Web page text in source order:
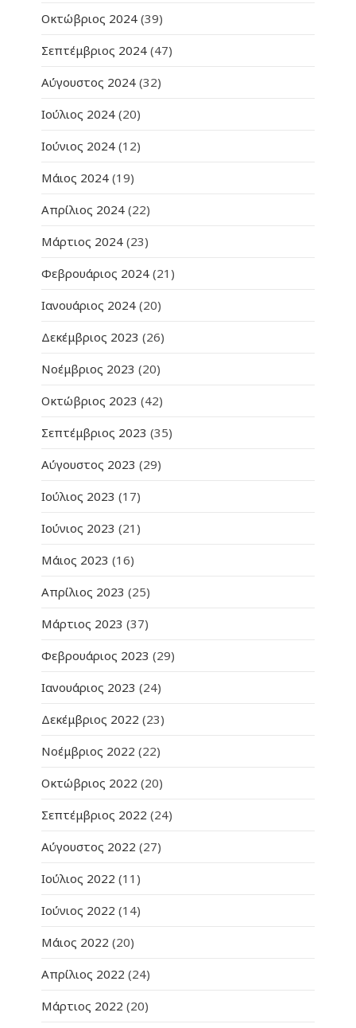
Οκτώβριος 2024 (39)
Σεπτέμβριος 2024 (47)
Αύγουστος 2024 (32)
Ιούλιος 2024 (20)
Ιούνιος 2024 (12)
Μάιος 2024 (19)
Απρίλιος 2024 (22)
Μάρτιος 2024 (23)
Φεβρουάριος 2024 (21)
Ιανουάριος 2024 (20)
Δεκέμβριος 2023 (26)
Νοέμβριος 2023 (20)
Οκτώβριος 2023 (42)
Σεπτέμβριος 2023 (35)
Αύγουστος 2023 (29)
Ιούλιος 2023 (17)
Ιούνιος 2023 (21)
Μάιος 2023 (16)
Απρίλιος 2023 (25)
Μάρτιος 2023 (37)
Φεβρουάριος 2023 (29)
Ιανουάριος 2023 (24)
Δεκέμβριος 2022 (23)
Νοέμβριος 2022 (22)
Οκτώβριος 2022 (20)
Σεπτέμβριος 2022 (24)
Αύγουστος 2022 (27)
Ιούλιος 2022 (11)
Ιούνιος 2022 (14)
Μάιος 2022 (20)
Απρίλιος 2022 (24)
Μάρτιος 2022 (20)